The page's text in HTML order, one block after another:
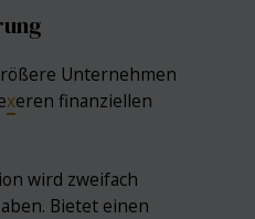
Unternehmen
xeren finanziellen
wird zweifach
Bietet einen